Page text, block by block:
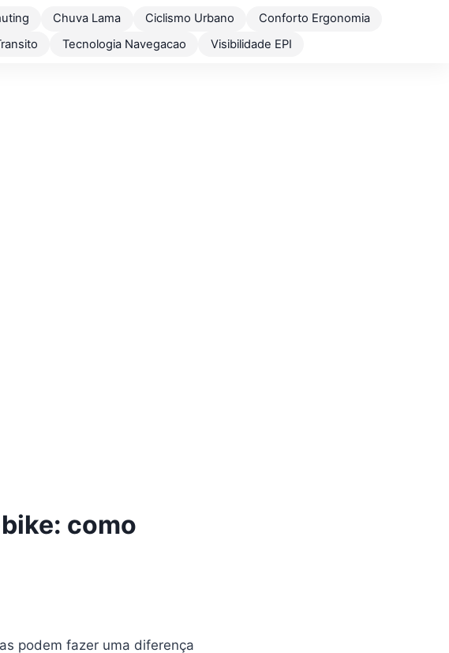
Chuva Lama Ciclismo Urbano
Conforto Ergonomia
Tecnologia Navegacao Visibilidade EPI
como
podem fazer uma diferença